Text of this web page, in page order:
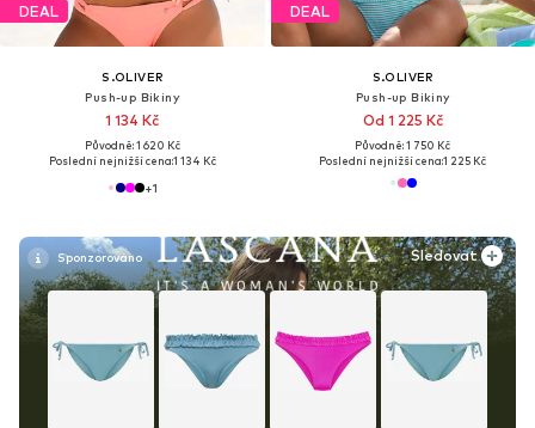
DEAL
S.OLIVER
Push-up Bikiny
1 134 Kč
Původně: 1 620 Kč
Poslední nejnižší cena:1 134 Kč
+1
Sledovat
DEAL
S.OLIVER
Push-up Bikiny
Od 1 225 Kč
Původně: 1 750 Kč
Poslední nejnižší cena:1 225 Kč